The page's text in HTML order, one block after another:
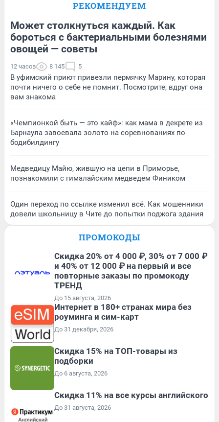
РЕКОМЕНДУЕМ
Может столкнуться каждый. Как
бороться с бактериальными болезнями
овощей — советы
12 часов 8 145 5
В уфимский приют привезли пермячку Марину, которая
почти ничего о себе не помнит. Посмотрите, вдруг она
вам знакома
«Чемпионкой быть — это кайф»: как мама в декрете из
Барнаула завоевала золото на соревнованиях по
бодибилдингу
Медведицу Майю, жившую на цепи в Приморье,
познакомили с гималайским медведем Фиником
Один переход по ссылке изменил всё. Как мошенники
довели школьницу в Чите до попытки поджога здания
ПРОМОКОДЫ
Скидка 20% от 4 000 ₽, 30% от 7 000 ₽
и 40% от 12 000 ₽ на первый и все
повторные заказы по промокоду
ТРЕНД
До 15 августа, 2026
Интернет в 180+ странах мира без
роуминга и сим-карт
До 31 декабря, 2026
Скидка 15% на ТОП-товары из
подборки
До 6 августа, 2026
Скидка 11% на все курсы английского
До 31 августа, 2026